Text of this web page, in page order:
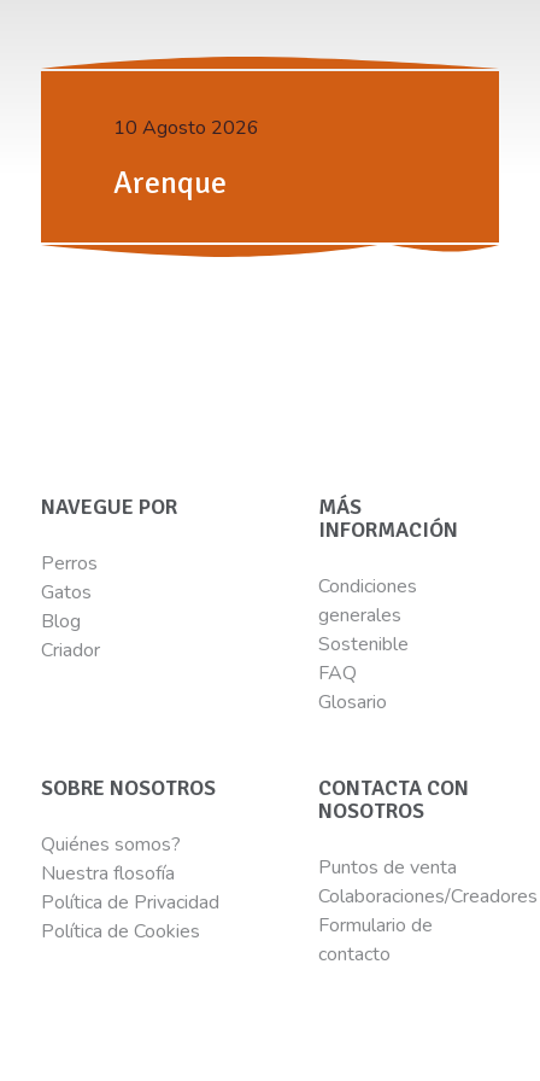
10 Agosto 2026
Arenque
NAVEGUE POR
Perros
Gatos
Blog
Criador
MÁS
INFORMACIÓN
Condiciones
generales
Sostenible
FAQ
Glosario
SOBRE NOSOTROS
Quiénes somos?
Nuestra flosofía
Política de Privacidad
Política de Cookies
CONTACTA CON
NOSOTROS
Puntos de venta
Colaboraciones/Creadores
Formulario de
contacto